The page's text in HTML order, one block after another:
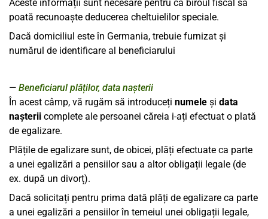
Aceste informații sunt necesare pentru ca biroul fiscal să
poată recunoaște deducerea cheltuielilor speciale.
Dacă domiciliul este în Germania, trebuie furnizat și
numărul de identificare al beneficiarului
Beneficiarul plăților, data nașterii
În acest câmp, vă rugăm să introduceți numele și data
nașterii complete ale persoanei căreia i-ați efectuat o plată
de egalizare.
Plățile de egalizare sunt, de obicei, plăți efectuate ca parte
a unei egalizări a pensiilor sau a altor obligații legale (de
ex. după un divorț).
Dacă solicitați pentru prima dată plăți de egalizare ca parte
a unei egalizări a pensiilor în temeiul unei obligații legale,